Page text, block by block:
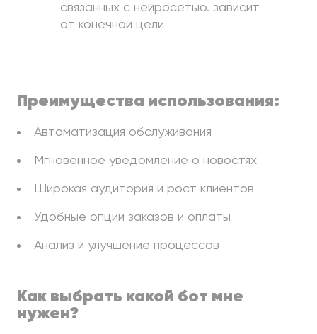
связанных с нейросетью. зависит
от конечной цели
Преимущества использования:
Автоматизация обслуживания
Мгновенное уведомление о новостях
Широкая аудитория и рост клиентов
Удобные опции заказов и оплаты
Анализ и улучшение процессов
Как выбрать какой бот мне
нужен?